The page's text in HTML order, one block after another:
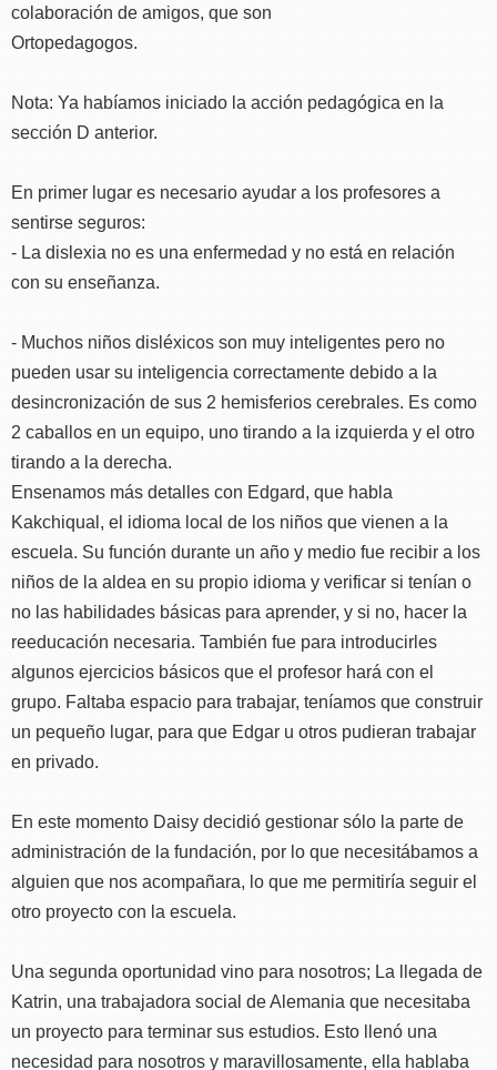
colaboración de amigos, que son
Ortopedagogos.
Nota: Ya habíamos iniciado la acción pedagógica en la
sección D anterior.
En primer lugar es necesario ayudar a los profesores a
sentirse seguros:
- La dislexia no es una enfermedad y no está en relación
con su enseñanza.
- Muchos niños disléxicos son muy inteligentes pero no
pueden usar su inteligencia correctamente debido a la
desincronización de sus 2 hemisferios cerebrales. Es como
2 caballos en un equipo, uno tirando a la izquierda y el otro
tirando a la derecha.
Ensenamos más detalles con Edgard, que habla
Kakchiqual, el idioma local de los niños que vienen a la
escuela. Su función durante un año y medio fue recibir a los
niños de la aldea en su propio idioma y verificar si tenían o
no las habilidades básicas para aprender, y si no, hacer la
reeducación necesaria. También fue para introducirles
algunos ejercicios básicos que el profesor hará con el
grupo. Faltaba espacio para trabajar, teníamos que construir
un pequeño lugar, para que Edgar u otros pudieran trabajar
en privado.
En este momento Daisy decidió gestionar sólo la parte de
administración de la fundación, por lo que necesitábamos a
alguien que nos acompañara, lo que me permitiría seguir el
otro proyecto con la escuela.
Una segunda oportunidad vino para nosotros; La llegada de
Katrin, una trabajadora social de Alemania que necesitaba
un proyecto para terminar sus estudios. Esto llenó una
necesidad para nosotros y maravillosamente, ella hablaba